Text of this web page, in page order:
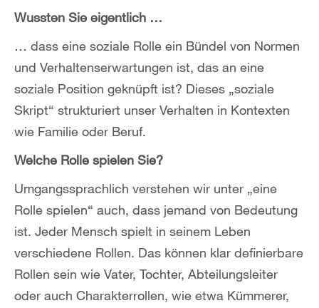
Wussten Sie eigentlich …
… dass eine soziale Rolle ein Bündel von Normen
und Verhaltenserwartungen ist, das an eine
soziale Position geknüpft ist? Dieses „soziale
Skript“ strukturiert unser Verhalten in Kontexten
wie Familie oder Beruf.
Welche Rolle spielen Sie?
Umgangssprachlich verstehen wir unter „eine
Rolle spielen“ auch, dass jemand von Bedeutung
ist. Jeder Mensch spielt in seinem Leben
verschiedene Rollen. Das können klar definierbare
Rollen sein wie Vater, Tochter, Abteilungsleiter
oder auch Charakterrollen, wie etwa Kümmerer,